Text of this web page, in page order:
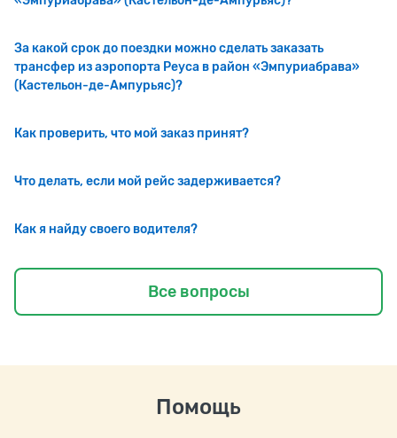
За какой срок до поездки можно сделать заказать
трансфер из аэропорта Реуса в район «Эмпуриабрава»
(Кастельон-де-Ампурьяс)?
Как проверить, что мой заказ принят?
Что делать, если мой рейс задерживается?
Как я найду своего водителя?
Все вопросы
Помощь